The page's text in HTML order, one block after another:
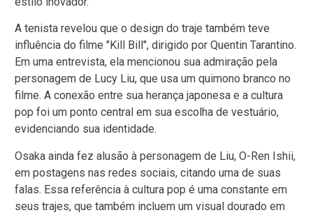
A tenista revelou que o design do traje também teve
influência do filme "Kill Bill", dirigido por Quentin Tarantino.
Em uma entrevista, ela mencionou sua admiração pela
personagem de Lucy Liu, que usa um quimono branco no
filme. A conexão entre sua herança japonesa e a cultura
pop foi um ponto central em sua escolha de vestuário,
evidenciando sua identidade.
Osaka ainda fez alusão à personagem de Liu, O-Ren Ishii,
em postagens nas redes sociais, citando uma de suas
falas. Essa referência à cultura pop é uma constante em
seus trajes, que também incluem um visual dourado em